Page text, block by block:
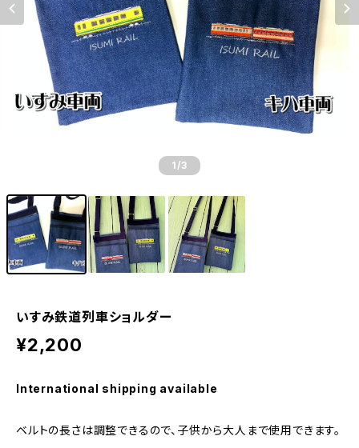
1 /3
いすみ鉄道列車ショルダー
¥2,200
International shipping available
ベルトの長さは調整できるので、子供から大人まで使用できます。